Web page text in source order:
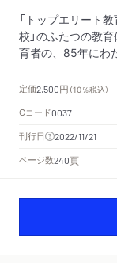
「トップエリート
校」のふたつの教
育者の、85年にわ
定価2,500円 （10％税込）
Cコード0037
刊行日
2022/11/21
ページ数240頁